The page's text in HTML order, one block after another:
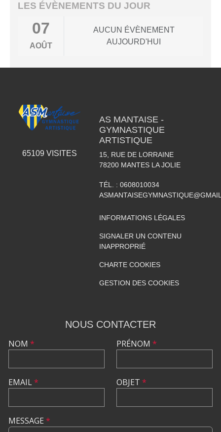
LES ÉVÈNEMENTS DU JOUR
07
AOÛT
AUCUN ÉVÈNEMENT
AUJOURD'HUI
65109 VISITES
AS MANTAISE -
GYMNASTIQUE
ARTISTIQUE
15, RUE DE LORRAINE
78200 MANTES LA JOLIE
TÉL. : 0608010034
INFORMATIONS LÉGALES
SIGNALER UN CONTENU
INAPPROPRIÉ
CHARTE COOKIES
GESTION DES COOKIES
NOUS CONTACTER
NOM *
EMAIL*
PRÉNOM *
OBJET *
MESSAGE *